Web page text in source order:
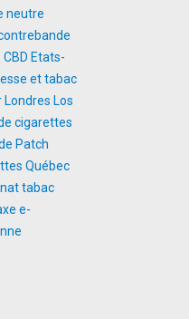
neutre
Etats-
et tabac
Londres Los
cigarettes
Patch
Québec
tabac
e-